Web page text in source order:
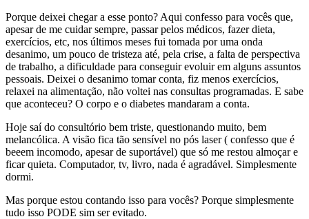
Porque deixei chegar a esse ponto? Aqui confesso para vocês que,
apesar de me cuidar sempre, passar pelos médicos, fazer dieta,
exercícios, etc, nos últimos meses fui tomada por uma onda
desanimo, um pouco de tristeza até, pela crise, a falta de perspectiva
de trabalho, a dificuldade para conseguir evoluir em alguns assuntos
pessoais. Deixei o desanimo tomar conta, fiz menos exercícios,
relaxei na alimentação, não voltei nas consultas programadas. E sabe
que aconteceu? O corpo e o diabetes mandaram a conta.
Hoje saí do consultório bem triste, questionando muito, bem
melancólica. A visão fica tão sensível no pós laser ( confesso que é
beeem incomodo, apesar de suportável) que só me restou almoçar e
ficar quieta. Computador, tv, livro, nada é agradável. Simplesmente
dormi.
Mas porque estou contando isso para vocês? Porque simplesmente
tudo isso PODE sim ser evitado.